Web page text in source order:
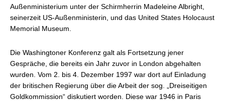
Außenministerium unter der Schirmherrin Madeleine Albright,
seinerzeit US-Außenministerin, und das United States Holocaust
Memorial Museum.
Die Washingtoner Konferenz galt als Fortsetzung jener
Gespräche, die bereits ein Jahr zuvor in London abgehalten
wurden. Vom 2. bis 4. Dezember 1997 war dort auf Einladung
der britischen Regierung über die Arbeit der sog. „Dreiseitigen
Goldkommission“ diskutiert worden. Diese war 1946 in Paris